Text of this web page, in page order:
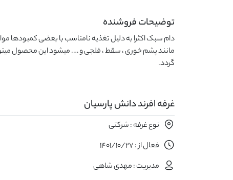
توضیحات فروشنده
گردد.
غرفه افرند دانش پارسیان
نوع غرفه : شرکتی
فعال از : 1401/10/27
مدیریت : مهدی شاهی